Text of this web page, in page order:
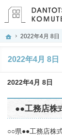
ホーム
2022年4月 8日
2022年4月 8日
○○県 工務店の●●工務
○○県 工務店の○○工務
2022年4月 8日
●●工務店株
○○県●●工務店株